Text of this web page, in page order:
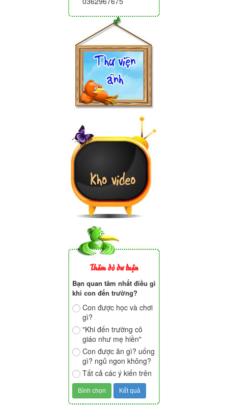
Thăm dò dư luận
Bạn quan tâm nhất điều gì
khi con đến trường?
Con được học và chơi
gì?
"Khi đến trường cô
giáo như mẹ hiền"
Con được ăn gì? uống
gì? ngủ ngon không?
Tất cả các ý kiến trên